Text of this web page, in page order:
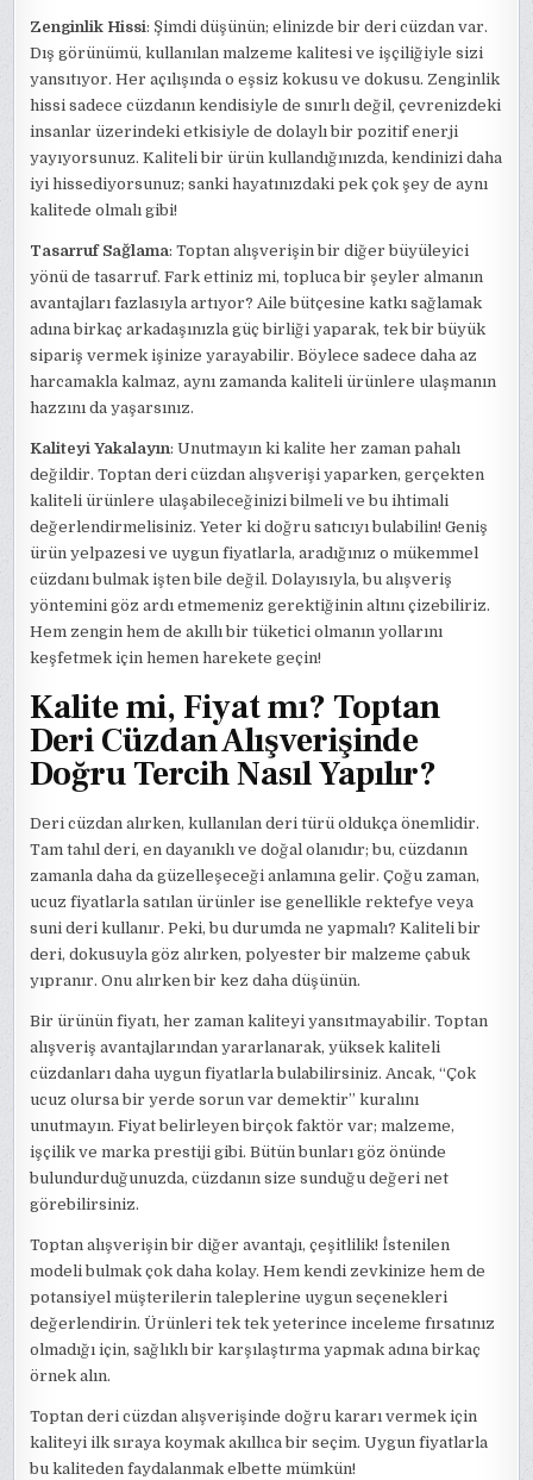
Zenginlik Hissi: Şimdi düşünün; elinizde bir deri cüzdan var.
Dış görünümü, kullanılan malzeme kalitesi ve işçiliğiyle sizi
yansıtıyor. Her açılışında o eşsiz kokusu ve dokusu. Zenginlik
hissi sadece cüzdanın kendisiyle de sınırlı değil, çevrenizdeki
insanlar üzerindeki etkisiyle de dolaylı bir pozitif enerji
yayıyorsunuz. Kaliteli bir ürün kullandığınızda, kendinizi daha
iyi hissediyorsunuz; sanki hayatınızdaki pek çok şey de aynı
kalitede olmalı gibi!
Tasarruf Sağlama: Toptan alışverişin bir diğer büyüleyici
yönü de tasarruf. Fark ettiniz mi, topluca bir şeyler almanın
avantajları fazlasıyla artıyor? Aile bütçesine katkı sağlamak
adına birkaç arkadaşınızla güç birliği yaparak, tek bir büyük
sipariş vermek işinize yarayabilir. Böylece sadece daha az
harcamakla kalmaz, aynı zamanda kaliteli ürünlere ulaşmanın
hazzını da yaşarsınız.
Kaliteyi Yakalayın: Unutmayın ki kalite her zaman pahalı
değildir. Toptan deri cüzdan alışverişi yaparken, gerçekten
kaliteli ürünlere ulaşabileceğinizi bilmeli ve bu ihtimali
değerlendirmelisiniz. Yeter ki doğru satıcıyı bulabilin! Geniş
ürün yelpazesi ve uygun fiyatlarla, aradığınız o mükemmel
cüzdanı bulmak işten bile değil. Dolayısıyla, bu alışveriş
yöntemini göz ardı etmemeniz gerektiğinin altını çizebiliriz.
Hem zengin hem de akıllı bir tüketici olmanın yollarını
keşfetmek için hemen harekete geçin!
Kalite mi, Fiyat mı? Toptan
Deri Cüzdan Alışverişinde
Doğru Tercih Nasıl Yapılır?
Deri cüzdan alırken, kullanılan deri türü oldukça önemlidir.
Tam tahıl deri, en dayanıklı ve doğal olanıdır; bu, cüzdanın
zamanla daha da güzelleşeceği anlamına gelir. Çoğu zaman,
ucuz fiyatlarla satılan ürünler ise genellikle rektefye veya
suni deri kullanır. Peki, bu durumda ne yapmalı? Kaliteli bir
deri, dokusuyla göz alırken, polyester bir malzeme çabuk
yıpranır. Onu alırken bir kez daha düşünün.
Bir ürünün fiyatı, her zaman kaliteyi yansıtmayabilir. Toptan
alışveriş avantajlarından yararlanarak, yüksek kaliteli
cüzdanları daha uygun fiyatlarla bulabilirsiniz. Ancak, “Çok
ucuz olursa bir yerde sorun var demektir” kuralını
unutmayın. Fiyat belirleyen birçok faktör var; malzeme,
işçilik ve marka prestiji gibi. Bütün bunları göz önünde
bulundurduğunuzda, cüzdanın size sunduğu değeri net
görebilirsiniz.
Toptan alışverişin bir diğer avantajı, çeşitlilik! İstenilen
modeli bulmak çok daha kolay. Hem kendi zevkinize hem de
potansiyel müşterilerin taleplerine uygun seçenekleri
değerlendirin. Ürünleri tek tek yeterince inceleme fırsatınız
olmadığı için, sağlıklı bir karşılaştırma yapmak adına birkaç
örnek alın.
Toptan deri cüzdan alışverişinde doğru kararı vermek için
kaliteyi ilk sıraya koymak akıllıca bir seçim. Uygun fiyatlarla
bu kaliteden faydalanmak elbette mümkün!